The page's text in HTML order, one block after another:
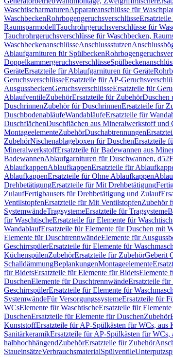
WaschtischarmaturenApparateanschlüsse für
WaschbeckenRohrbogengeruchsverschlüsse
RaumsparmodellTauchrohrgeruchsverschlüsse für
Tauchrohrgeruchsverschlüsse für Waschbecken,
WaschbeckenanschlüsseAnschlussstutzen
Ablaufgarnituren für Spülbecken
Doppelkammergeruchsverschlüsse
GeräteErsatzteile für Ablaufgarnituren für Geräte
GeruchsverschlüsseErsatzteile für AP-
AusgussbeckenGeruchsverschlüsseErsatzteile für
AblaufventileZubehörErsatzteile für ZubehörDuschen
DuschrinnenZubehör für DuschrinnenErsatzteile für
DuschbodenabläufeWandabläufeErsatzteile für
DuschflächenDuschflächen aus Mineralwerkstoff und
MontageelementeZubehörDuschabtrennungen
ZubehörNischenablageboxen für DuschenErsatzteile
MineralwerkstoffErsatzteile für Badewannen aus
BadewannenAblaufgarnituren für Duschwannen, d52
AblaufkappenAblaufkappenErsatzteile für
AblaufkappenErsatzteile für Ohne Ablaufkappen
DrehbetätigungErsatzteile für Mit Drehbetätigung
ZulaufFertigbausets für Drehbetätigung und Zulauf
VentilstopfenErsatzteile für Mit VentilstopfenZubehör
SystemwändeTragsystemeErsatzteile für Tragsysteme
für WaschtischeErsatzteile für Elemente für
WandablaufErsatzteile für Elemente für Duschen mit
Elemente für DuschtrennwändeElemente für
GeschirrspülerErsatzteile für Elemente für
KüchenspülenZubehörErsatzteile für ZubehörGeberit
SchalldämmungBeplankungenMontageelemente
für BidetsErsatzteile für Elemente für BidetsElemente
DuschenElemente für DuschtrennwändeErsatzteile für
GeschirrspülerErsatzteile für Elemente für
SystemwändeFür VersorgungssystemeErsatzteile für
WCsElemente für WaschtischeErsatzteile für
DuschenErsatzteile für Elemente für DuschenZubehör
KunststoffErsatzteile für AP-Spülkästen für WCs, aus
SanitärkeramikErsatzteile für AP-Spülkästen für WCs,
halbhochhängendZubehörErsatzteile für Zubehör
StaueinsätzeVerbrauchsmaterialSpülventile